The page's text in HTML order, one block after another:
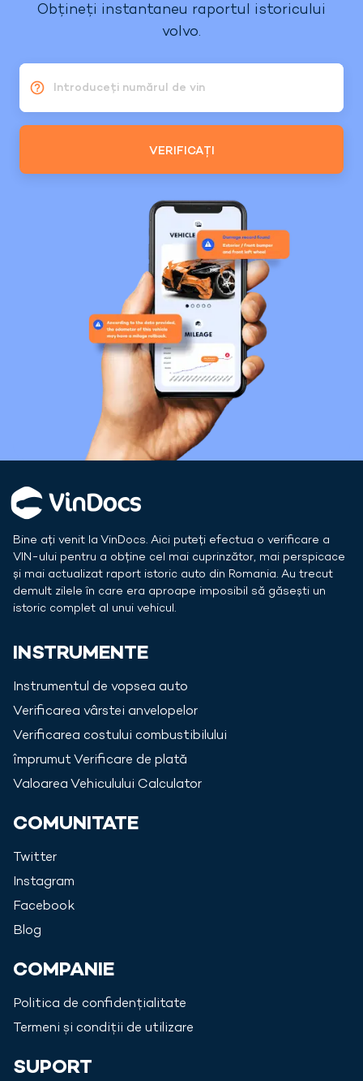
Obțineți instantaneu raportul istoricului
volvo.
Introduceți numărul de vin
VERIFICAȚI
Bine ați venit la VinDocs. Aici puteți efectua o verificare a
VIN-ului pentru a obține cel mai cuprinzător, mai perspicace
și mai actualizat raport istoric auto din Romania. Au trecut
demult zilele în care era aproape imposibil să găsești un
istoric complet al unui vehicul.
INSTRUMENTE
Instrumentul de vopsea auto
Verificarea vârstei anvelopelor
Verificarea costului combustibilului
împrumut Verificare de plată
Valoarea Vehiculului Calculator
COMUNITATE
Twitter
Instagram
Facebook
Blog
COMPANIE
Politica de confidențialitate
Termeni și condiții de utilizare
SUPORT